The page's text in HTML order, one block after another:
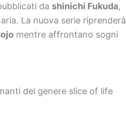
da shinichi Fukuda,
La nuova serie riprenderà
mentre affrontano sogni
del genere slice of life